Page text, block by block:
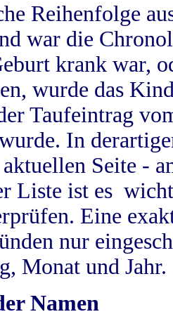
Reihenfolge
war die
krank war,
wurde das
Taufeintrag
In
Seite -
Liste ist es
Eine
nur
Monat und Jahr.
Namen